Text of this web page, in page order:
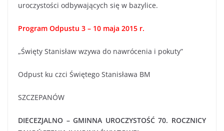
uroczystości odbywających się w bazylice.
Program Odpustu 3 – 10 maja 2015 r.
„Święty Stanisław wzywa do nawrócenia i pokuty”
Odpust ku czci Świętego Stanisława BM
SZCZEPANÓW
DIECEZJALNO – GMINNA UROCZYSTOŚĆ 70. ROCZNICY